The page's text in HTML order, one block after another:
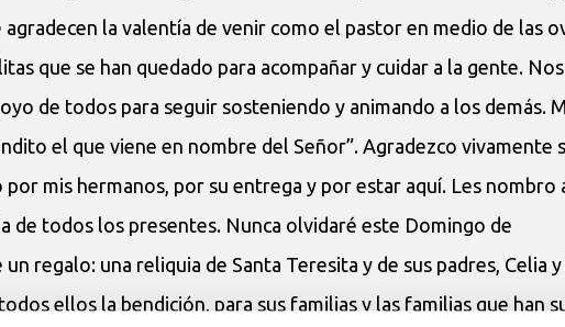
la valentía de venir como el pastor en medio de las
que se han quedado para acompañar y cuidar a la gente.
de todos para seguir sosteniendo y animando a los demás.
el que viene en nombre del Señor”. Agradezco vivamente
mis hermanos, por su entrega y por estar aquí. Les nombro
de todos los presentes. Nunca olvidaré este Domingo de
regalo: una reliquia de Santa Teresita y de sus padres, Celia y
ellos la bendición, para sus familias y las familias que han